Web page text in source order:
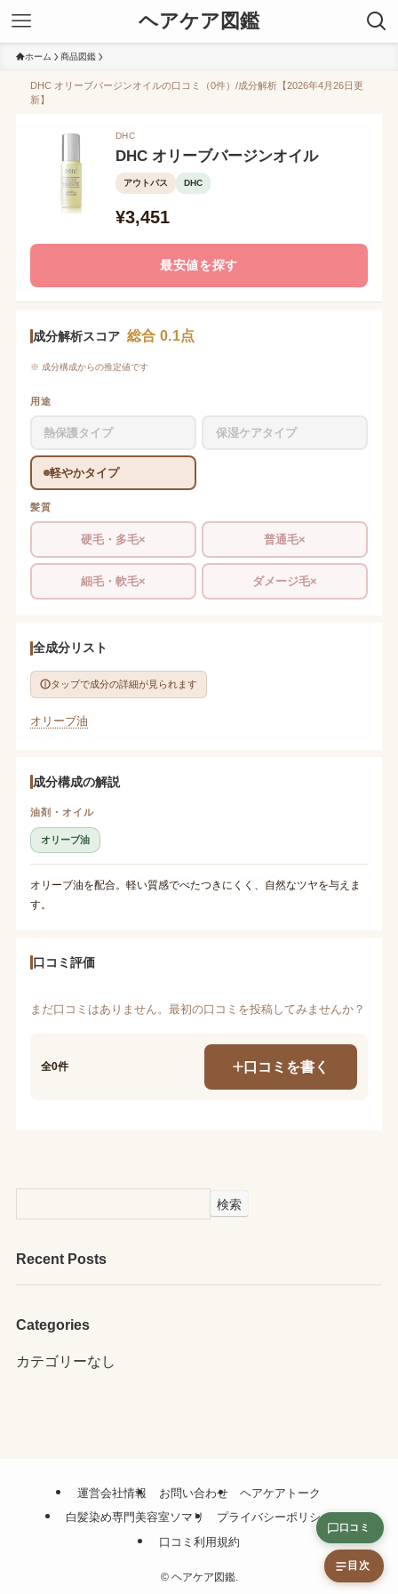
ヘアケア図鑑
ホーム 商品図鑑
DHC オリーブバージンオイルの口コミ（0件）/成分解析【2026年4月26日更
新】
DHC
DHC オリーブバージンオイル
アウトバス DHC
¥3,451
最安値を探す
成分解析スコア 総合 0.1点
※ 成分構成からの推定値です
用途
熱保護タイプ 保湿ケアタイプ
軽やかタイプ
髪質
硬毛・多毛× 普通毛×
細毛・軟毛× ダメージ毛×
全成分リスト
タップで成分の詳細が見られます
オリーブ油
成分構成の解説
油剤・オイル
オリーブ油
オリーブ油を配合。軽い質感でべたつきにくく、自然なツヤを与えま
す。
口コミ評価
まだ口コミはありません。最初の口コミを投稿してみませんか？
全0件 口コミを書く
検索
Recent Posts
Categories
カテゴリーなし
運営会社情報 お問い合わせ
ヘアケアトーク
白髪染め専門美容室ソマリ
プライバシーポリシー
口コミ利用規約
©ヘアケア図鑑.
口コミ
目次